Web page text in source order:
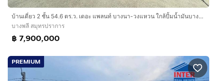
บ้านเดี่ยว 2 ชั้น 54.6 ตร.ว. เดอะ แพลนท์ บางนา-วงแหวน ใกล้ปั้มน้ำมันบางจาก สาขาสุขาภิบาล2 ถนนกาญจนาภิเษก ถนนลาดกระบัง (ถนนสุขาภิบาล2) บางพลี
บางพลี สมุทรปราการ
฿ 7,900,000
PREMIUM